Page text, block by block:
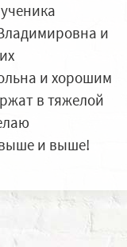
и
и хорошим
в тяжелой
и выше!